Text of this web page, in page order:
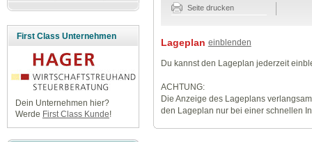
First Class Unternehmen
Dein Unternehmen hier?
Werde First Class Kunde!
Seite drucken
Lageplan einblenden
Du kannst den Lageplan jederzeit
ACHTUNG:
Die Anzeige des Lageplans
den Lageplan nur bei einer schnellen